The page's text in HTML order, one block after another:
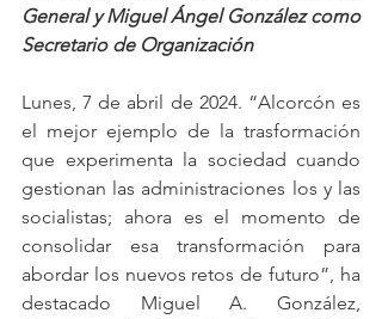
General y Miguel Ángel González como
Secretario de Organización
Lunes, 7 de abril de 2024. “Alcorcón es
el mejor ejemplo de la trasformación
que experimenta la sociedad cuando
gestionan las administraciones los y las
socialistas; ahora es el momento de
consolidar esa transformación para
abordar los nuevos retos de futuro”, ha
destacado Miguel A. González,